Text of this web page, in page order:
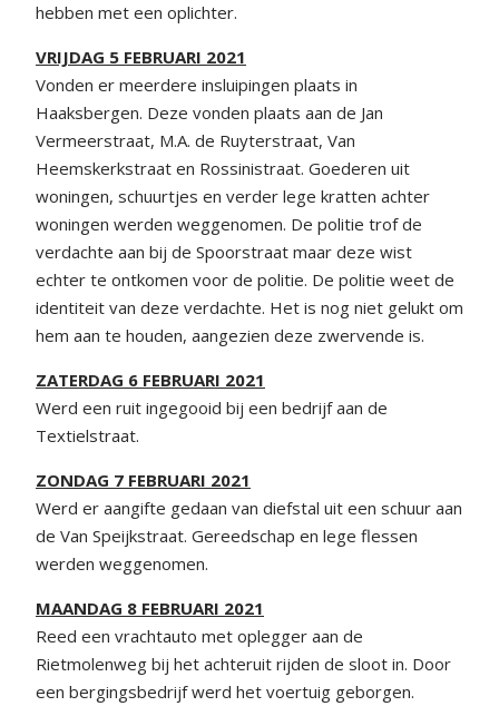
hebben met een oplichter.
VRIJDAG 5 FEBRUARI 2021
Vonden er meerdere insluipingen plaats in
Haaksbergen. Deze vonden plaats aan de Jan
Vermeerstraat, M.A. de Ruyterstraat, Van
Heemskerkstraat en Rossinistraat. Goederen uit
woningen, schuurtjes en verder lege kratten achter
woningen werden weggenomen. De politie trof de
verdachte aan bij de Spoorstraat maar deze wist
echter te ontkomen voor de politie. De politie weet de
identiteit van deze verdachte. Het is nog niet gelukt om
hem aan te houden, aangezien deze zwervende is.
ZATERDAG 6 FEBRUARI 2021
Werd een ruit ingegooid bij een bedrijf aan de
Textielstraat.
ZONDAG 7 FEBRUARI 2021
Werd er aangifte gedaan van diefstal uit een schuur aan
de Van Speijkstraat. Gereedschap en lege flessen
werden weggenomen.
MAANDAG 8 FEBRUARI 2021
Reed een vrachtauto met oplegger aan de
Rietmolenweg bij het achteruit rijden de sloot in. Door
een bergingsbedrijf werd het voertuig geborgen.